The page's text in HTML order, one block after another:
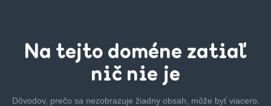
Na tejto doméne zatiaľ
nič nie je
Dôvodov, prečo sa nezobrazuje žiadny obsah, môže byťviacero.